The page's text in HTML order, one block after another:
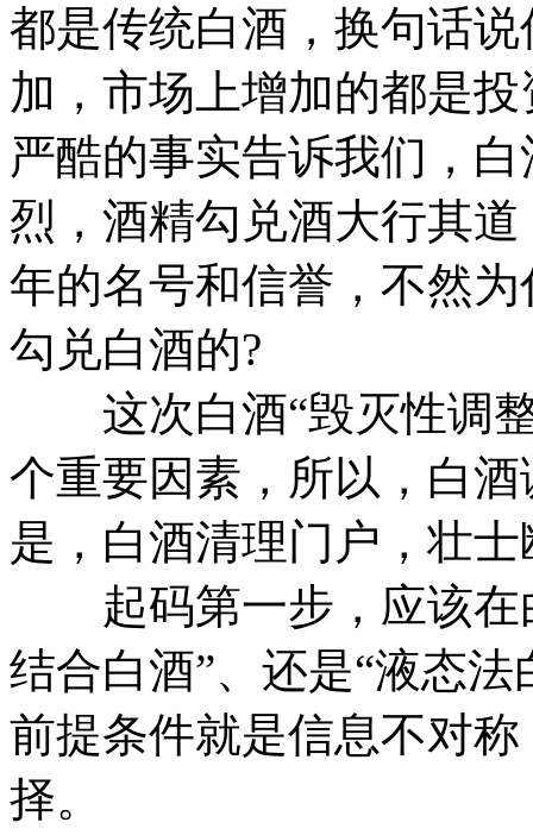
都是传统白酒，换句话
加，市场上增加的都是
严酷的事实告诉我们，
烈，酒精勾兑酒大行其
年的名号和信誉，不然
勾兑白酒的?
这次白酒“毁灭性调整
个重要因素，所以，白
是，白酒清理门户，壮
起码第一步，应该在
结合白酒”、还是“液态
前提条件就是信息不对
择。